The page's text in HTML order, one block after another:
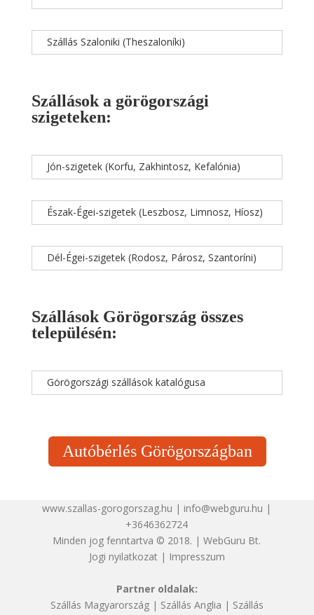
Szállás Szaloniki (Theszaloníki)
Szállások a görögországi
szigeteken:
Jón-szigetek (Korfu, Zakhintosz, Kefalónia)
Észak-Égei-szigetek (Leszbosz, Limnosz, Híosz)
Dél-Égei-szigetek (Rodosz, Párosz, Szantoríni)
Szállások Görögország összes
településén:
Görögországi szállások katalógusa
Autóbérlés Görögországban
www.szallas-gorogorszag.hu | info@webguru.hu |
+3646362724
Minden jog fenntartva © 2018. | WebGuru Bt.
Jogi nyilatkozat| Impresszum
Partner oldalak:
Szállás Magyarország| Szállás Anglia | Szállás